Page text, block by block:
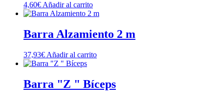
4,60€ Añadir al carrito
Barra Alzamiento 2 m
37,93€ Añadir al carrito
Barra "Z " Bíceps